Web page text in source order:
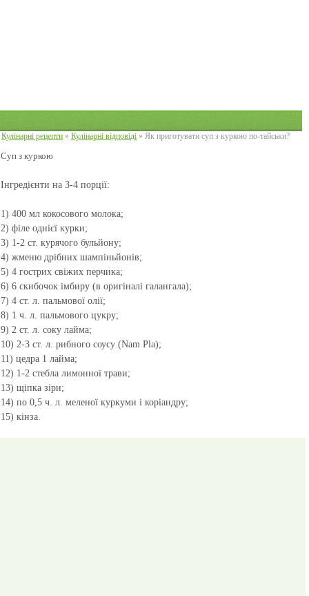
Кулінарні рецепти » Кулінарні відповіді » Як приготувати суп з куркою по-тайськи?
Суп з куркою
Інгредієнти на 3-4 порції:
1) 400 мл кокосового молока;
2) філе однієї курки;
3) 1-2 ст. курячого бульйону;
4) жменю дрібних шампіньйонів;
5) 4 гострих свіжих перчика;
6) 6 скибочок імбиру (в оригіналі галангала);
7) 4 ст. л. пальмової олії;
8) 1 ч. л. пальмового цукру;
9) 2 ст. л. соку лайма;
10) 2-3 ст. л. рибного соусу (Nam Pla);
11) цедра 1 лайма;
12) 1-2 стебла лимонної трави;
13) щіпка зіри;
14) по 0,5 ч. л. меленої куркуми і коріандру;
15) кінза.